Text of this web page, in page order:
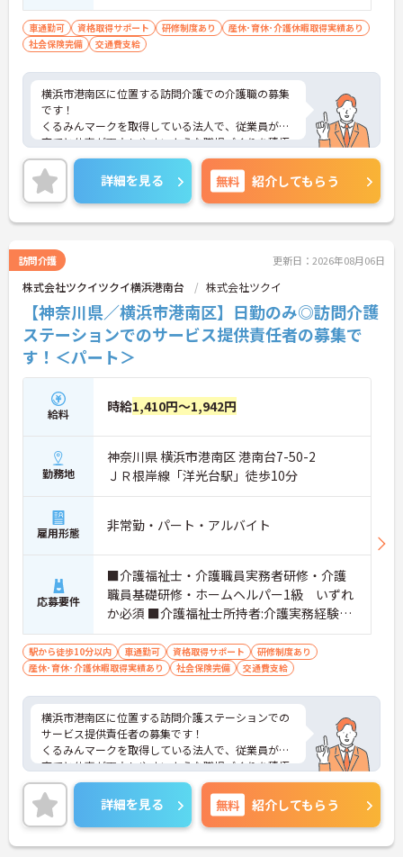
車通勤可 資格取得サポート 研修制度あり
産休･育休･介護休暇取得実績あり
社会保険完備
交通費支給
横浜市港南区に位置する訪問介護での介護職の募集
です！
くるみんマークを取得している法人で、従業員が子
育てと仕事が両立しやすいような職場づくりを積極
的に行っています。
ご興味ある方には、面接対策ポイントなど、さらに
詳細をお話しいたしますのでお気軽にご相談くださ
い！
詳細を見る 無料 紹介してもらう
訪問介護 更新日：2026年08月06日
株式会社ツクイツクイ横浜港南台 株式会社ツクイ
【神奈川県／横浜市港南区】日勤のみ◎訪問介護
ステーションでのサービス提供責任者の募集で
す！＜パート＞
給料 時給1,410円～1,942円
勤務地
神奈川県 横浜市港南区 港南台7-50-2
ＪＲ根岸線「洋光台駅」徒歩10分
雇用形態 非常勤・パート・アルバイト
応募要件
■介護福祉士・介護職員実務者研修・介護
職員基礎研修・ホームヘルパー1級 いずれ
か必須 ■介護福祉士所持者:介護実務経験3
年以上 必須 ■介護福祉士以外所持者:介護
実務経験5年以上 必須
駅から徒歩10分以内 車通勤可 資格取得サポート
研修制度あり
産休･育休･介護休暇取得実績あり
社会保険完備 交通費支給
横浜市港南区に位置する訪問介護ステーションでの
サービス提供責任者の募集です！
くるみんマークを取得している法人で、従業員が子
育てと仕事が両立しやすいような職場づくりを積極
的に行っています。
ご興味ある方には、面接対策ポイントなど、さらに
詳細をお話しいたしますのでお気軽にご相談くださ
い！
詳細を見る 無料 紹介してもらう